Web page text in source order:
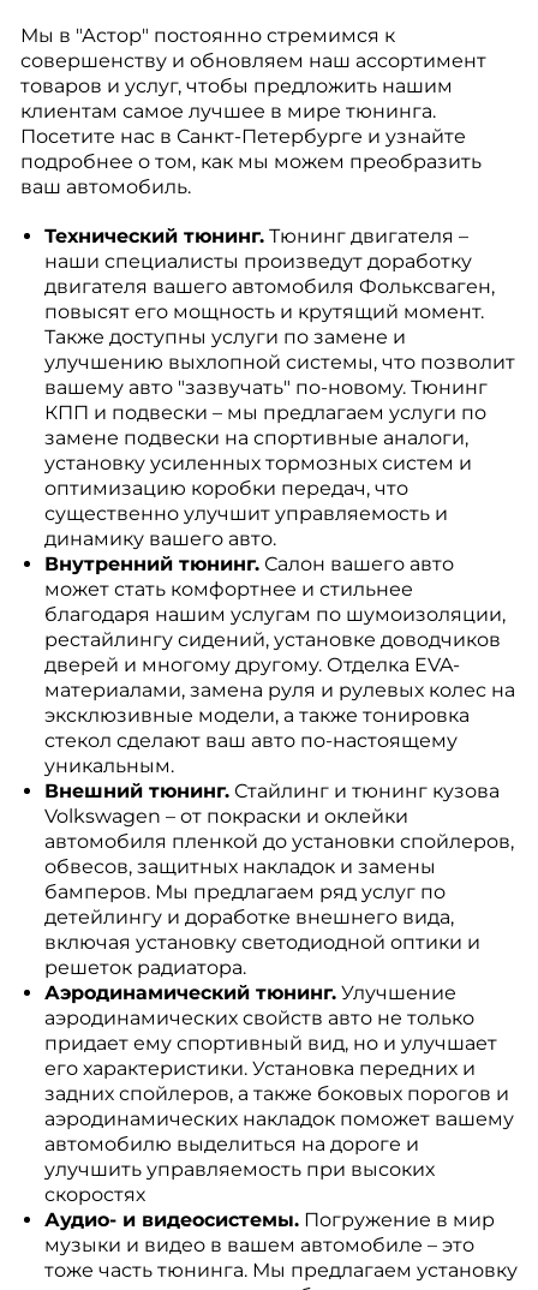
Мы в "Астор" постоянно стремимся к
совершенству и обновляем наш ассортимент
товаров и услуг, чтобы предложить нашим
клиентам самое лучшее в мире тюнинга.
Посетите нас в Санкт-Петербурге и узнайте
подробнее о том, как мы можем преобразить
ваш автомобиль.
Технический тюнинг.Тюнинг двигателя –
наши специалисты произведут доработку
двигателя вашего автомобиля Фольксваген,
повысят его мощность и крутящий момент.
Также доступны услуги по замене и
улучшению выхлопной системы, что позволит
вашему авто "зазвучать" по-новому. Тюнинг
КПП и подвески – мы предлагаем услуги по
замене подвески на спортивные аналоги,
установку усиленных тормозных систем и
оптимизацию коробки передач, что
существенно улучшит управляемость и
динамику вашего авто.
Внутренний тюнинг.Салон вашего авто
может стать комфортнее и стильнее
благодаря нашим услугам по шумоизоляции,
рестайлингу сидений, установке доводчиков
дверей и многому другому. Отделка EVA-
материалами, замена руля и рулевых колес на
эксклюзивные модели, а также тонировка
стекол сделают ваш авто по-настоящему
уникальным.
Внешний тюнинг.Стайлинг и тюнинг кузова
Volkswagen – от покраски и оклейки
автомобиля пленкой до установки спойлеров,
обвесов, защитных накладок и замены
бамперов. Мы предлагаем ряд услуг по
детейлингу и доработке внешнего вида,
включая установку светодиодной оптики и
решеток радиатора.
Аэродинамический тюнинг.Улучшение
аэродинамических свойств авто не только
придает ему спортивный вид, но и улучшает
его характеристики. Установка передних и
задних спойлеров, а также боковых порогов и
аэродинамических накладок поможет вашему
автомобилю выделиться на дороге и
улучшить управляемость при высоких
скоростях
Аудио- и видеосистемы.Погружение в мир
музыки и видео в вашем автомобиле – это
тоже часть тюнинга. Мы предлагаем установку